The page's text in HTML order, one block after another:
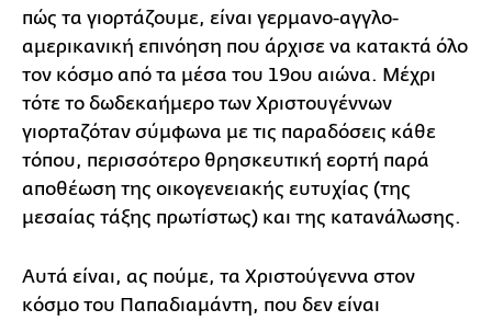
πώς τα γιορτάζουμε, είναι γερμανο-αγγλο-
αμερικανική επινόηση που άρχισε να κατακτά όλο
τον κόσμο από τα μέσα του 19ου αιώνα. Μέχρι
τότε το δωδεκαήμερο των Χριστουγέννων
γιορταζόταν σύμφωνα με τις παραδόσεις κάθε
τόπου, περισσότερο θρησκευτική εορτή παρά
αποθέωση της οικογενειακής ευτυχίας (της
μεσαίας τάξης πρωτίστως) και της κατανάλωσης.
Αυτά είναι, ας πούμε, τα Χριστούγεννα στον
κόσμο του Παπαδιαμάντη, που δεν είναι